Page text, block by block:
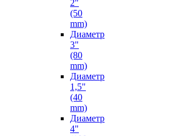
2"
(50
mm)
Диаметр
3"
(80
mm)
Диаметр
1,5"
(40
mm)
Диаметр
4"